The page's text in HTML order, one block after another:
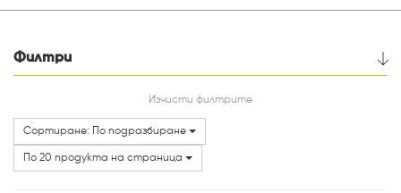
Филтри
Марки
Изчисти филтрите
Сортиране: По подразбиране
По 20 продукта на страница